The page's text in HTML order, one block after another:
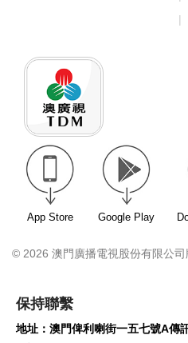
App Store Google Play
© 2026 澳門廣播電視股份有限公司
保持聯繫
地址：澳門俾利喇街一五七號A傳